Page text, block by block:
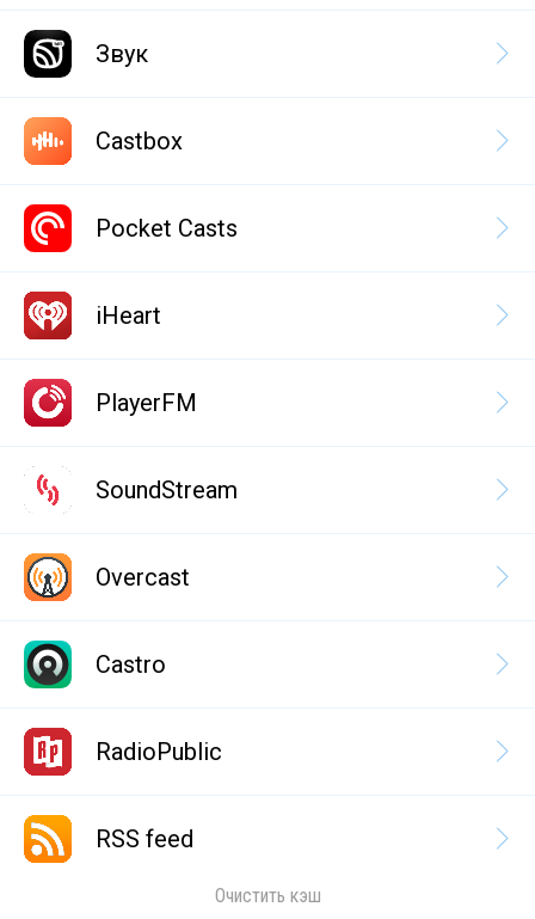
Звук
Castbox
Pocket Casts
iHeart
PlayerFM
SoundStream
Overcast
Castro
RadioPublic
RSS feed
Очистить кэш